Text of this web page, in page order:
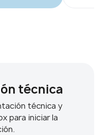
técnica
técnica y
para iniciar la